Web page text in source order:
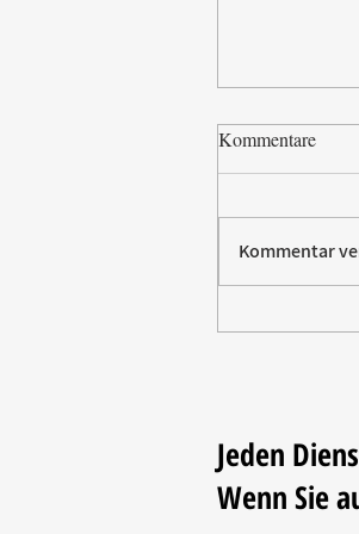
Paw Patrol
Kommentare
Kommentar
Jeden
Wenn Sie